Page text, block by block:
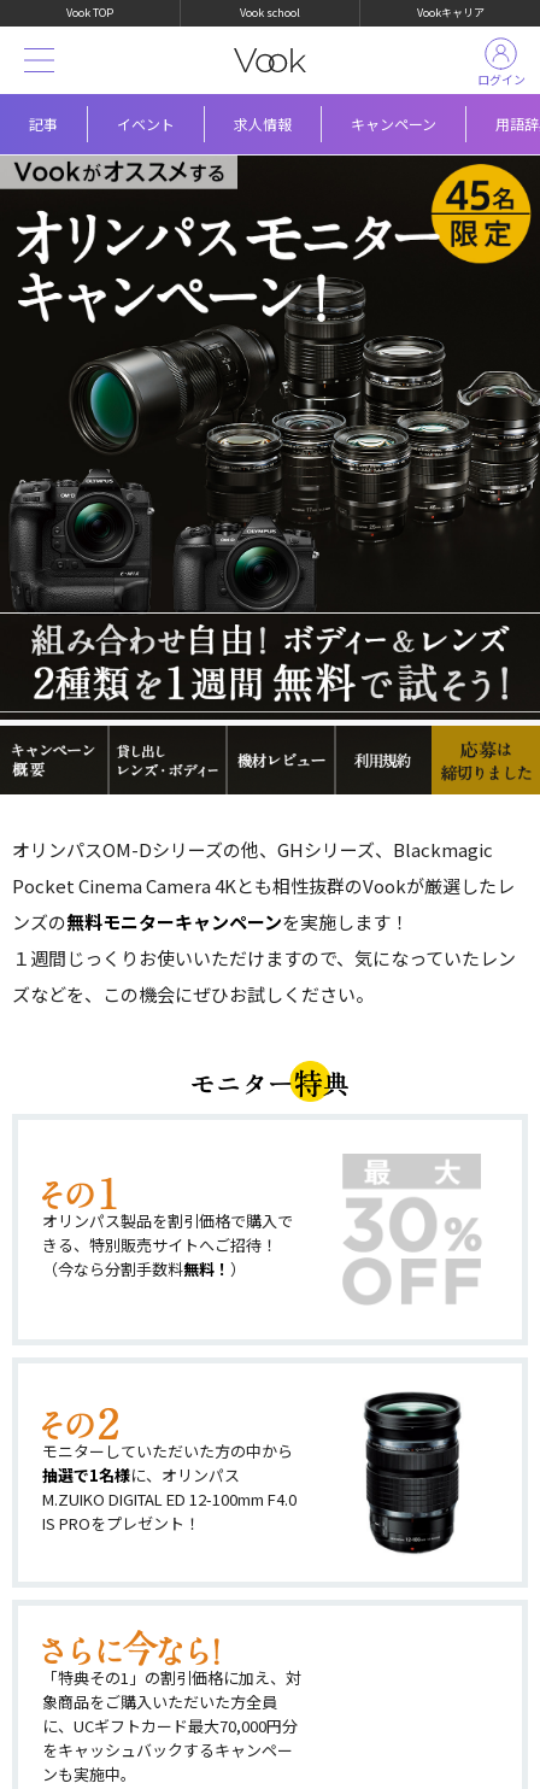
Vook TOP Vook school Vookキャリア
記事 イベント 求人情報 キャンペーン 用語
ログイン
オリンパスOM-Dシリーズの他、GHシリーズ、Blackmagic
Pocket Cinema Camera 4Kとも相性抜群のVookが厳選したレ
ンズの無料モニターキャンペーンを実施します！
１週間じっくりお使いいただけますので、 気になっていたレン
ズなどを、この機会にぜひお試しください。
オリンパス製品を割引価格で購入で
きる、特別販売サイトへご招待！
（今なら分割手数料無料！ ）
モニターしていただいた方の中から
抽選で1名様に、オリンパス
M.ZUIKO DIGITAL ED 12-100mm F4.0
IS PROをプレゼント！
「特典その1」の割引価格に加え、対
象商品をご購入いただいた方全員
に、UCギフトカード最大70,000円分
をキャッシュバックするキャンペー
ンも実施中。